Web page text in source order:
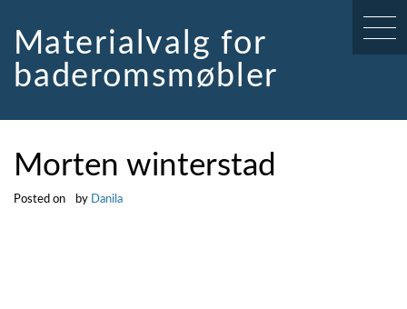
contentMaterialvalg for
baderomsmøbler
Morten winterstad
Posted on by Danila